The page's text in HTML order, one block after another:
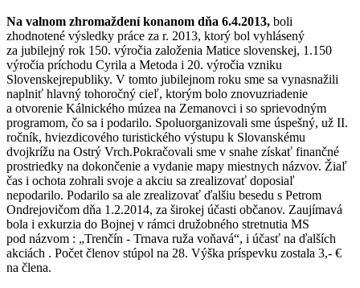
Na valnom zhromaždení konanom dňa 6.4.2013, boli
zhodnotené výsledky práce za r. 2013, ktorý bol vyhlásený
za jubilejný rok 150. výročia založenia Matice slovenskej, 1.150
výročia príchodu Cyrila a Metoda i 20. výročia vzniku
Slovenskejrepubliky. V tomto jubilejnom roku sme sa vynasnažili
naplniť hlavný tohoročný cieľ, ktorým bolo znovuzriadenie
a otvorenie Kálnického múzea na Zemanovci i so sprievodným
programom, čo sa i podarilo. Spoluorganizovali sme úspešný, už II.
ročník, hviezdicového turistického výstupu k Slovanskému
dvojkrížu na Ostrý Vrch.Pokračovali sme v snahe získať finančné
prostriedky na dokončenie a vydanie mapy miestnych názvov. Žiaľ
čas i ochota zohrali svoje a akciu sa zrealizovať doposiaľ
nepodarilo. Podarilo sa ale zrealizovať ďalšiu besedu s Petrom
Ondrejovičom dňa 1.2.2014, za širokej účasti občanov. Zaujímavá
bola i exkurzia do Bojnej v rámci družobného stretnutia MS
pod názvom : „Trenčín - Trnava ruža voňavá“, i účasť na ďalších
akciách . Počet členov stúpol na 28. Výška príspevku zostala 3,- €
na člena.